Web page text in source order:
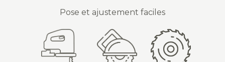
Pose et ajustement faciles